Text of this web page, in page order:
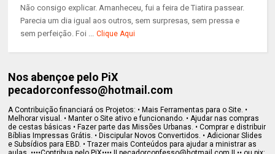
Não consigo explicar. Amanheceu, fui a feira de Tiatira passear.
Parecia um dia igual aos outros, sem surpresas, sem pressa e
sem perfeição. Foi ... Clique Aqui
Nos abençoe pelo PiX
pecadorconfesso@hotmail.com
A Contribuição financiará os Projetos: • Mais Ferramentas para o Site. •
Melhorar visual. • Manter o Site ativo e funcionando. • Ajudar nas compras
de cestas básicas • Fazer parte das Missões Urbanas. • Comprar e distribuir
Bíblias Impressas Grátis. • Discipular Novos Convertidos. • Adicionar Slides
e Subsídios para EBD. • Trazer mais Conteúdos para ajudar a ministrar as